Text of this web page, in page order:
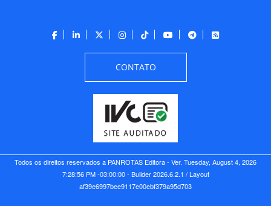
CONTATO
Todos os direitos reservados a PANROTAS Editora - Ver. Tuesday, August 4, 2026
7:28:56 PM -03:00:00 - Builder 2026.6.2.1 / Layout
af39e6997bee9117e00ebf379a95d703